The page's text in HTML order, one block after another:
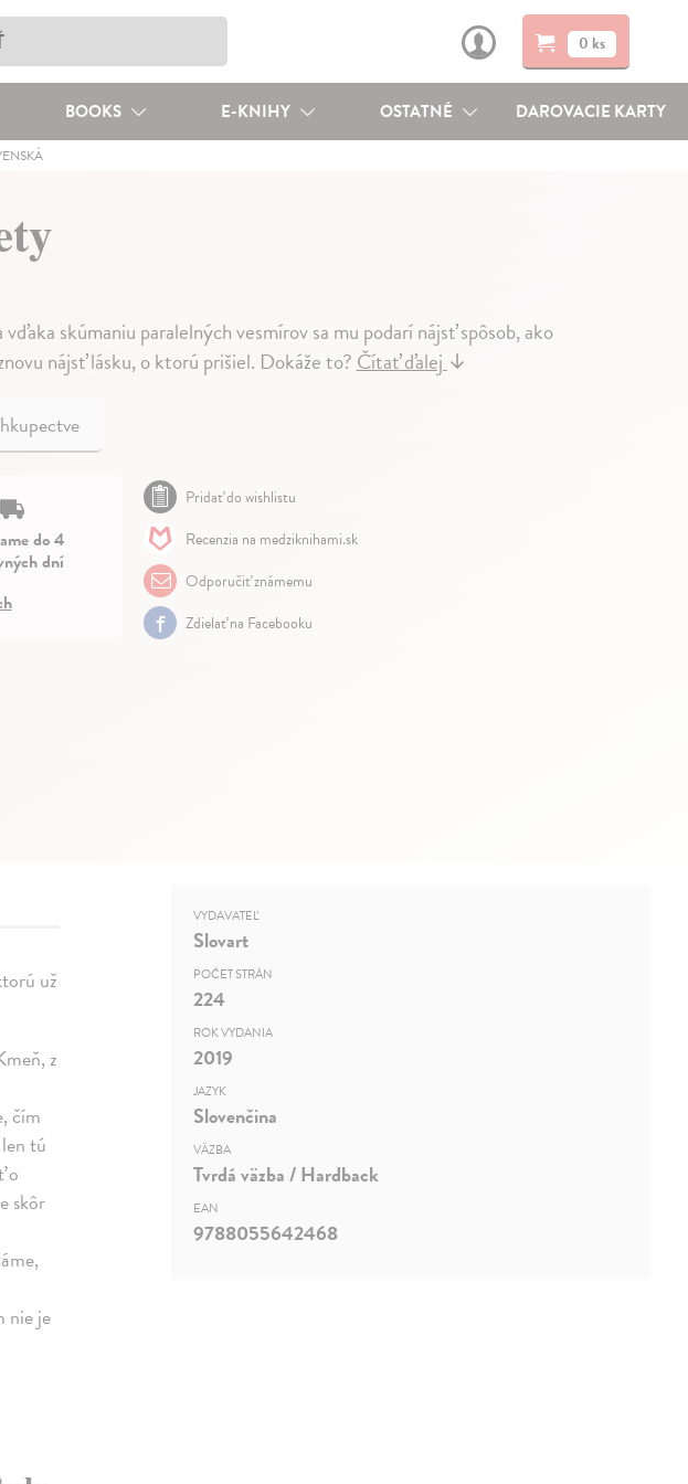
0 ks
BOOKS E-KNIHY OSTATNÉ DAROVACIE KARTY
skúmaniu paralelných vesmírov sa mu podarí nájsť spôsob, ako
nájsť lásku, o ktorú prišiel. Dokáže to?Čítať ďalej↓
do 4
dní
Pridať do wishlistu
Recenzia na medziknihami.sk
Odporučiť známemu
Zdielať na Facebooku
už
z
čím
tú
o
skôr
nie je
VYDAVATEĽ
Slovart
POČET STRÁN
224
ROK VYDANIA
2019
JAZYK
Slovenčina
VÄZBA
Tvrdá väzba / Hardback
EAN
9788055642468